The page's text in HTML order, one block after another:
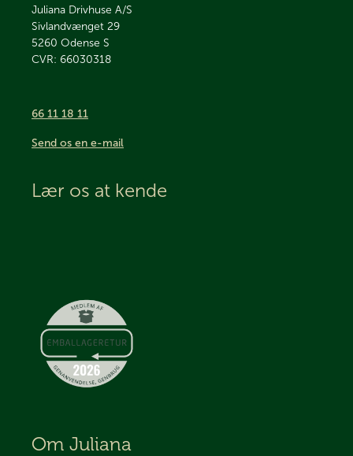
Juliana Drivhuse A/S
Sivlandvænget 29
5260 Odense S
CVR: 66030318
66 11 18 11
Send os en e-mail
Lær os at kende
Om Juliana